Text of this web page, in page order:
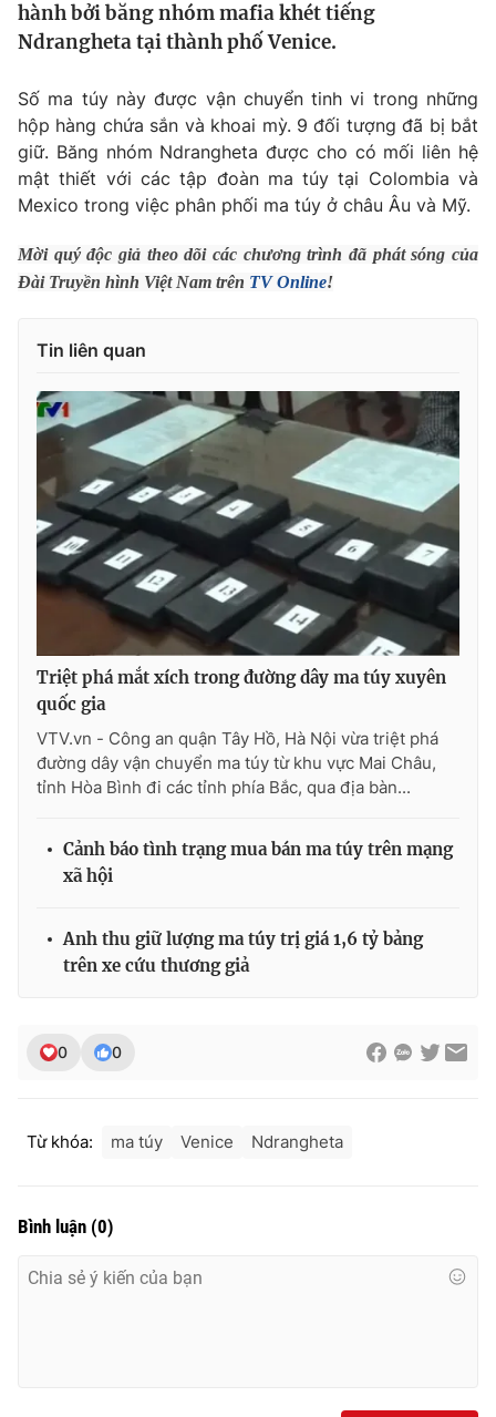
Thế giới
Thế giới đó đây
Câu chuyện quốc tế
Kinh tế
Tài chính
Thị trường
Dữ liệu và đời sống
Phim VTV
Nhân vật
Khán giả
Giải sao mai
Giải trí
Điện ảnh
Sao
Đời sống
Du lịch
Làm đẹp
Chất lượng cuộc sống
Giáo dục
Tuyển sinh
Học trực tuyến
Công nghệ
Hitech Công nghệ tương lai
Sản phẩm
Tư vấn
Giao lưu trực tuyến
Lịch phát sóng
Chuyên mục khác
Emagazine Podcast
Infographic
Video Shorts video
VTV Money VTV Thể thao
Thị trường 24h Tấm lòng Việt
hành bởi băng nhóm mafia khét tiếng
Ndrangheta tại thành phố Venice.
Số ma túy này được vận chuyển tinh vi trong những
hộp hàng chứa sắn và khoai mỳ. 9 đối tượng đã bị bắt
giữ. Băng nhóm Ndrangheta được cho có mối liên hệ
mật thiết với các tập đoàn ma túy tại Colombia và
Mexico trong việc phân phối ma túy ở châu Âu và Mỹ.
Mời quý độc giả theo dõi các chương trình đã phát sóng của
Đài Truyền hình Việt Nam trên TV Online!
Tin liên quan
Triệt phá mắt xích trong đường dây ma túy xuyên
quốc gia
VTV.vn - Công an quận Tây Hồ, Hà Nội vừa triệt phá
đường dây vận chuyển ma túy từ khu vực Mai Châu,
tỉnh Hòa Bình đi các tỉnh phía Bắc, qua địa bàn...
Cảnh báo tình trạng mua bán ma túy trên mạng
xã hội
Anh thu giữ lượng ma túy trị giá 1,6 tỷ bảng
trên xe cứu thương giả
0 0
Từ khóa: ma túy Venice Ndrangheta
Bình luận (0)